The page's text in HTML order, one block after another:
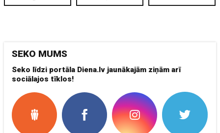
SEKO MUMS
Seko līdzi portāla Diena.lv jaunākajām ziņām arī
sociālajos tīklos!